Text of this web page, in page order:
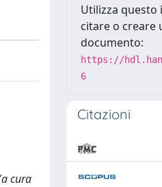
cura
Utilizza
citare o creare
documento:
https://
6
Citazioni